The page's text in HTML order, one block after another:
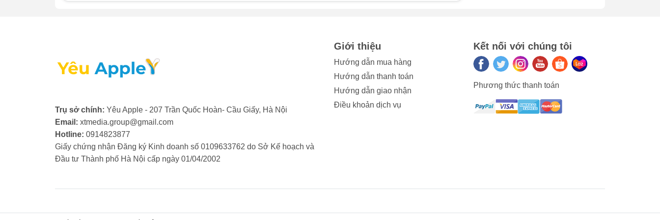
linh kiện bên trong loa. Khi đó, giải pháp duy nhất là thay loa ngoài iPhone 13 Pro Max mới để khôi phục âm
- Va đập mạnh: Các tác động vật lý như rơi, vỡ có thể làm đứt dây kết nối, biến dạng màng loa hoặc ảnh
hưởng trực tiếp đến cuộn dây âm thanh. Lúc này, bạn sẽ phải thay loa ngoài iPhone để sử dụng bình thường
- Lỗi phần mềm: Đôi khi, lỗi hệ điều hành hoặc xung đột phần mềm cũng có thể gây mất tiếng tạm thời. Tuy
nhiên, nếu đã thử khởi động lại máy mà loa vẫn không hoạt động, có khả năng bạn cần phải thay loa ngoài
iPhone 13 Pro Max.
- Linh kiện xuống cấp: Sau một thời gian dài sử dụng, các linh kiện của loa ngoài sẽ bị hao mòn, dẫn đến chất
như mới.
Trụ sở chính: Yêu Apple - 207 Trần Quốc Hoàn- Cầu Giấy, Hà Nội
Email: xtmedia.group@gmail.com
Hotline: 0914823877
Giấy chứng nhận Đăng ký Kinh doanh số 0109633762 do Sở Kế hoạch và
Đầu tư Thành phố Hà Nội cấp ngày 01/04/2002
Giới thiệu
Hướng dẫn mua hàng
Hướng dẫn thanh toán
Hướng dẫn giao nhận
Điều khoản dịch vụ
Kết nối với chúng tôi
Phương thức thanh toán